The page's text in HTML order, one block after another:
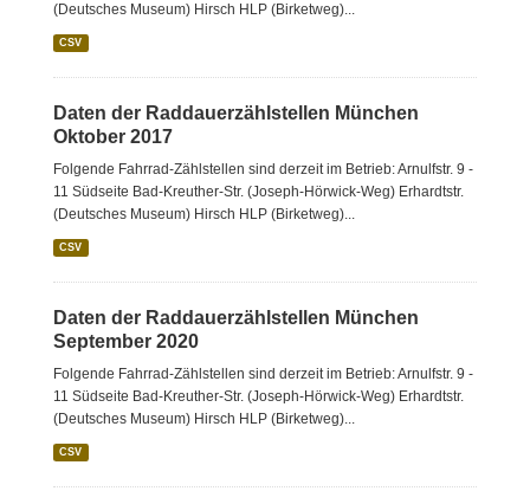
(Deutsches Museum) Hirsch HLP (Birketweg)...
CSV
Daten der Raddauerzählstellen München
Oktober 2017
Folgende Fahrrad-Zählstellen sind derzeit im Betrieb: Arnulfstr. 9 -
11 Südseite Bad-Kreuther-Str. (Joseph-Hörwick-Weg) Erhardtstr.
(Deutsches Museum) Hirsch HLP (Birketweg)...
CSV
Daten der Raddauerzählstellen München
September 2020
Folgende Fahrrad-Zählstellen sind derzeit im Betrieb: Arnulfstr. 9 -
11 Südseite Bad-Kreuther-Str. (Joseph-Hörwick-Weg) Erhardtstr.
(Deutsches Museum) Hirsch HLP (Birketweg)...
CSV